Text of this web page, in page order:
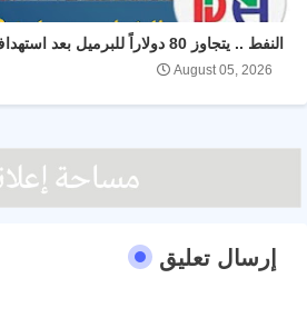
النفط .. يتجاوز 80 دولاراً للبرميل بعد استهداف ناقلة سعودية .
August 05, 2026
إرسال تعليق